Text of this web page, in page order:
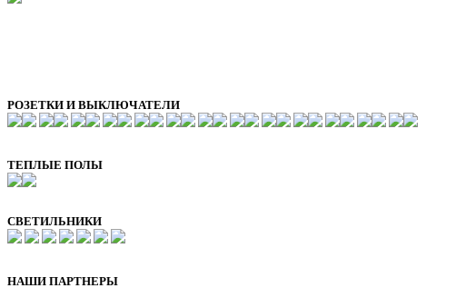
РОЗЕТКИ И ВЫКЛЮЧАТЕЛИ
ТЕПЛЫЕ ПОЛЫ
СВЕТИЛЬНИКИ
НАШИ ПАРТНЕРЫ